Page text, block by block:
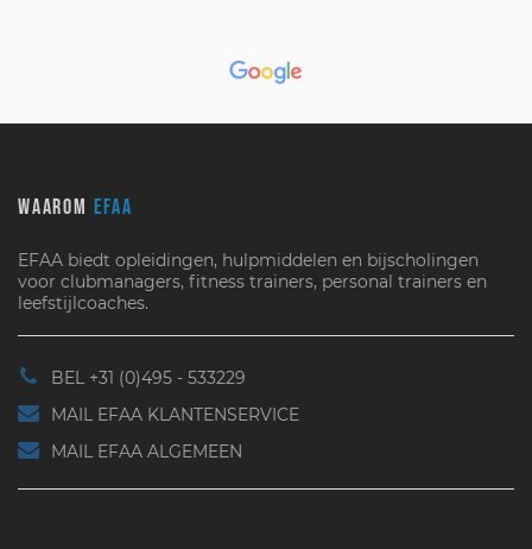
WAAROM EFAA
EFAA biedt opleidingen, hulpmiddelen en bijscholingen
voor clubmanagers, fitness trainers, personal trainers en
leefstijlcoaches.
BEL +31 (0)495 - 533229
MAIL EFAA KLANTENSERVICE
MAIL EFAA ALGEMEEN